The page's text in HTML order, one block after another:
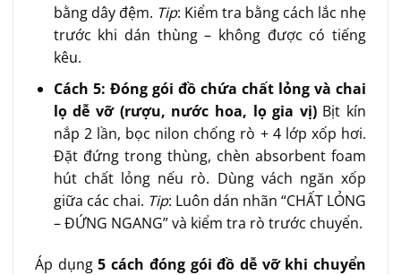
bằng dây đệm. Tip: Kiểm tra bằng cách lắc nhẹ
trước khi dán thùng – không được có tiếng
kêu.
Cách 5: Đóng gói đồ chứa chất lỏng và chai
lọ dễ vỡ (rượu, nước hoa, lọ gia vị)Bịt kín
nắp 2 lần, bọc nilon chống rò + 4 lớp xốp hơi.
Đặt đứng trong thùng, chèn absorbent foam
hút chất lỏng nếu rò. Dùng vách ngăn xốp
giữa các chai. Tip: Luôn dán nhãn “CHẤT LỎNG
– ĐỨNG NGANG” và kiểm tra rò trước chuyển.
Áp dụng5 cách đóng gói đồ dễ vỡ khi chuyển